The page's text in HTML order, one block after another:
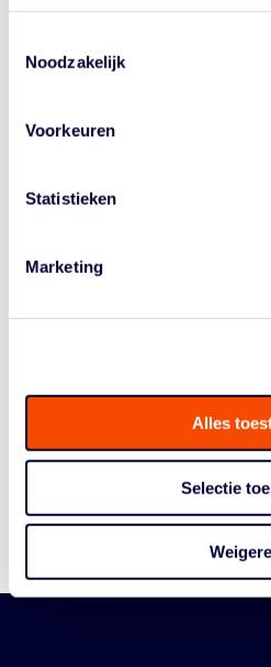
Noodzakelijk
Voorkeuren
Statistieken
Marketing
Alles
Selectie
creëerden open schoten, dat
een vijfde plek mag noteren.
Algemene Vergadering
Bestuur En Commissies
Reglementen